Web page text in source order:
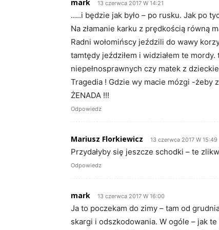
mark 13 czerwca 2017 W 14:21
…..i będzie jak było – po rusku. Jak po
Na złamanie karku z prędkością równą
Radni wołomińscy jeździli do wawy
tamtędy jeździłem i widziałem te
niepełnosprawnych czy matek z
Tragedia ! Gdzie wy macie mózgi -żeby
ŻENADA !!!
Odpowiedz
Mariusz Florkiewicz 13 czerwca 2017 W 15:49
Przydałyby się jeszcze schodki – te
Odpowiedz
mark 13 czerwca 2017 W 16:00
Ja to poczekam do zimy – tam od
skargi i odszkodowania. W ogóle – jak